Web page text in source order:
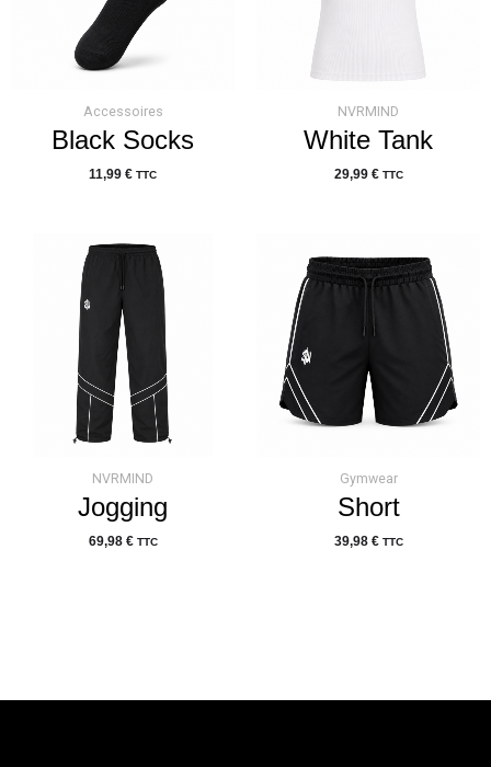
Accessoires
Black Socks
11,99 € TTC
NVRMIND
White Tank
29,99 € TTC
NVRMIND
Jogging
69,98 € TTC
Gymwear
Short
39,98 € TTC